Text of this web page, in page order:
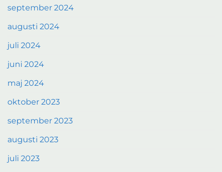
september 2024
augusti 2024
juli 2024
juni 2024
maj 2024
oktober 2023
september 2023
augusti 2023
juli 2023